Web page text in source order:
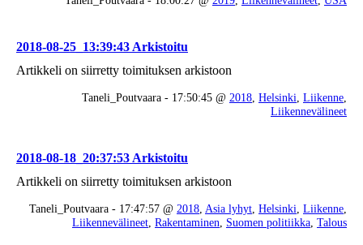
2018-08-25_13:39:43 Arkistoitu
Artikkeli on siirretty toimituksen arkistoon
Taneli_Poutvaara - 17:50:45 @ 2018 Helsinki Liikenne
Liikennevälineet
2018-08-18_20:37:53 Arkistoitu
Artikkeli on siirretty toimituksen arkistoon
Taneli_Poutvaara - 17:47:57 @ 2018 Asia lyhyt Helsinki Liikenne
Liikennevälineet Rakentaminen Suomen politiikka Talous